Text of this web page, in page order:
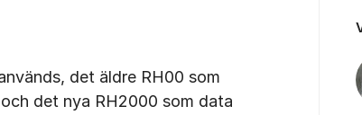
det äldre RH00 som
det nya RH2000 som data